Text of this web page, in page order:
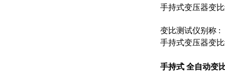
手持式变压器变
变比测试仪别称 :
手持式变压器变
手持式 全自动变